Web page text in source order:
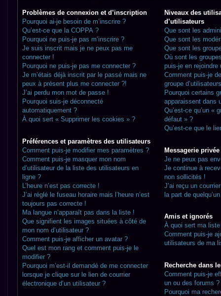
Problèmes de connexion et d’inscription
Pourquoi ai-je besoin de m’inscrire ?
Qu’est-ce que la COPPA ?
Pourquoi ne puis-je pas m’inscrire ?
Je suis inscrit mais je ne peux pas me
connecter !
Pourquoi ne puis-je pas me connecter ?
Je m’étais déjà inscrit par le passé mais ne
peux à présent plus me connecter ?!
J’ai perdu mon mot de passe !
Pourquoi suis-je déconnecté
automatiquement ?
À quoi sert « Supprimer les cookies » ?
Préférences et paramètres des utilisateurs
Comment puis-je modifier mes paramètres ?
Comment puis-je masquer mon nom
d’utilisateur de la liste des utilisateurs en
ligne ?
L’heure n’est pas correcte !
J’ai réglé le fuseau horaire mais l’heure n’est
toujours pas correcte !
Ma langue n’apparaît pas dans la liste !
Que signifient les images situées à côté de
mon nom d’utilisateur ?
Comment puis-je afficher un avatar ?
Quel est mon rang et comment puis-je le
modifier ?
Pourquoi m’est-il demandé de me connecter
lorsque je clique sur le lien de courrier
électronique d’un utilisateur ?
Niveaux des
d’utilisateurs
Que sont les
Que sont les
Que sont les
Où sont les
puis-je en rejoindre
Comment puis-je
groupe
Pourquoi certains
apparaissent dans
Qu’est-ce qu’un «
défaut » ?
Qu’est-ce que le
Messagerie privée
Je ne peux pas
Je continue à
non sollicités !
J’ai reçu un
la part de
Amis et ignorés
À quoi sert ma liste
Comment puis-je
utilisateurs de ma
Recherche dans
Comment puis-je
un ou des forums ?
Pourquoi ma